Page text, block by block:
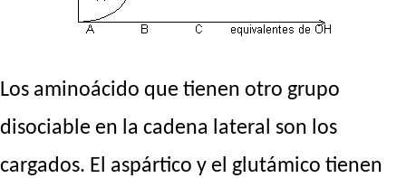
Los aminoácido que tienen otro grupo
disociable en la cadena lateral son los
cargados. El aspártico y el glutámico tienen